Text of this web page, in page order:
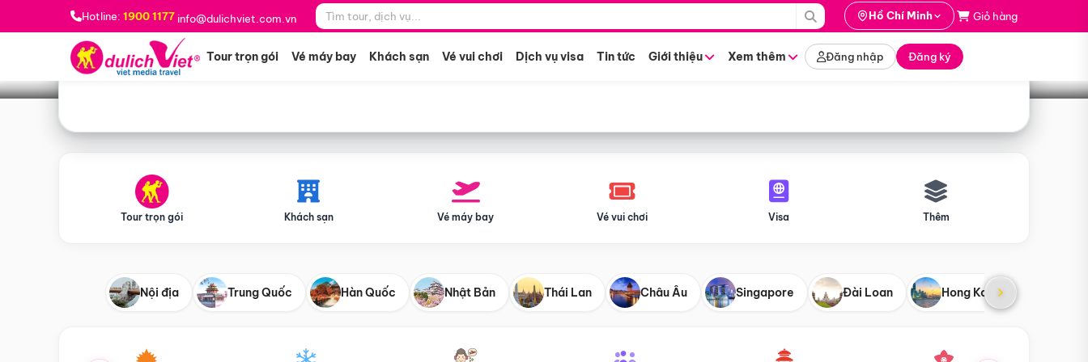
Hotline: 1900 1177 info@dulichviet.com.vn Hồ Chí Minh Giỏ hàng
Tour trọn gói Vé máy bay Khách sạn Vé vui chơi Dịch vụ visa Tin tức Giới thiệu Xem thêm Đăng nhập Đăng ký
Bạn muốn đi đâu? *
Tìm tour
Tour trọn gói Khách sạn Vé máy bay Vé vui chơi Visa Thêm
Nội địa Trung Quốc Hàn Quốc Nhật Bản Thái Lan Châu Âu Singapore Đài Loan Hong Kong